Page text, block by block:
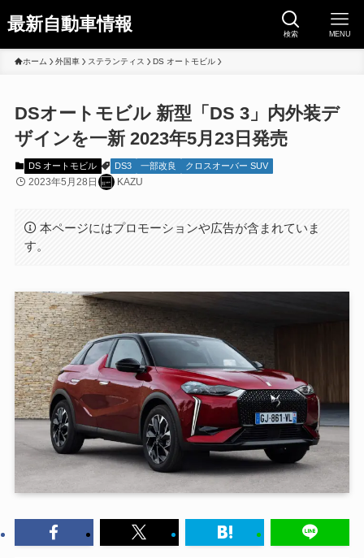
最新自動車情報 検索 MENU
ホーム 外国車 ステランティス DS オートモビル
DSオートモビル 新型「DS 3」内外装デ
ザインを一新 2023年5月23日発売
DS オートモビル DS3 一部改良 クロスオーバー SUV
2023年5月28日 KAZU
本ページにはプロモーションや広告が含まれていま
す。